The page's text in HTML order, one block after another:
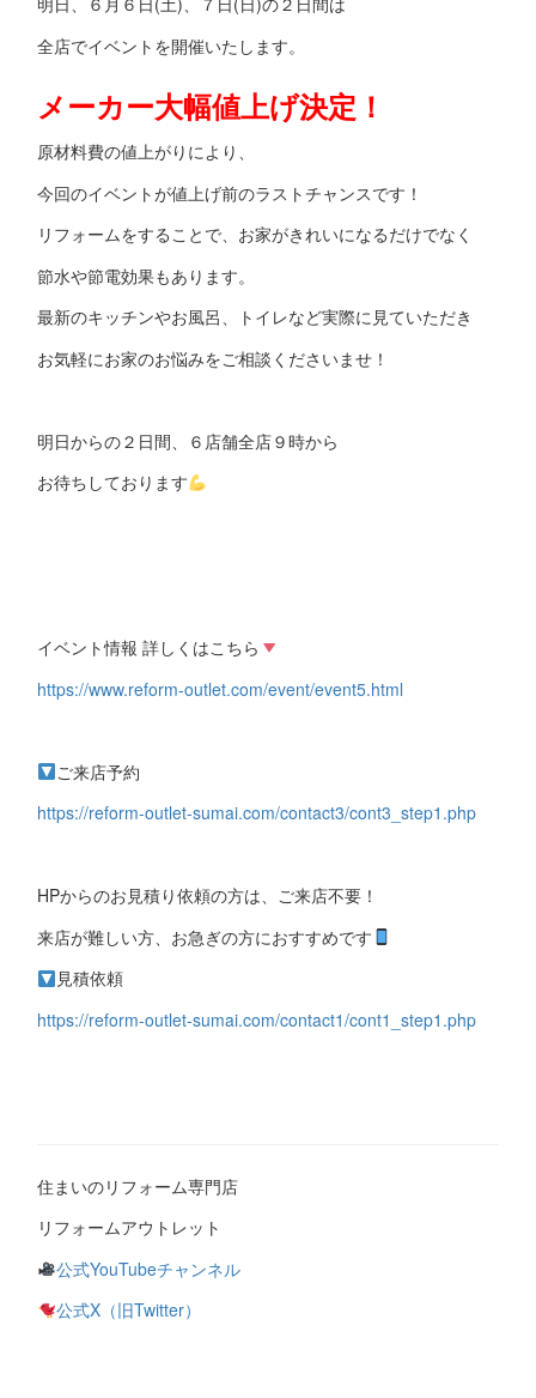
全店でイベントを開催いたします。
メーカー大幅値上げ決定！
原材料費の値上がりにより、
今回のイベントが値上げ前のラストチャンスです！
リフォームをすることで、お家がきれいになるだけでなく
節水や節電効果もあります。
最新のキッチンやお風呂、トイレなど実際に見ていただき
お気軽にお家のお悩みをご相談くださいませ！
明日からの２日間、６店舗全店９時から
お待ちしております
イベント情報 詳しくはこちら
https://www.reform-outlet.com/event/event5.html
ご来店予約
https://reform-outlet-sumai.com/contact3/cont3_step1.php
HPからのお見積り依頼の方は、ご来店不要！
来店が難しい方、お急ぎの方におすすめです
見積依頼
https://reform-outlet-sumai.com/contact1/cont1_step1.php
住まいのリフォーム専門店
リフォームアウトレット
公式YouTubeチャンネル
公式X（旧Twitter）